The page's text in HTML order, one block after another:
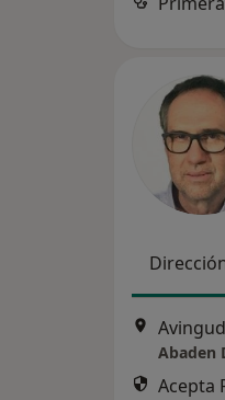
Abaden
Acepta